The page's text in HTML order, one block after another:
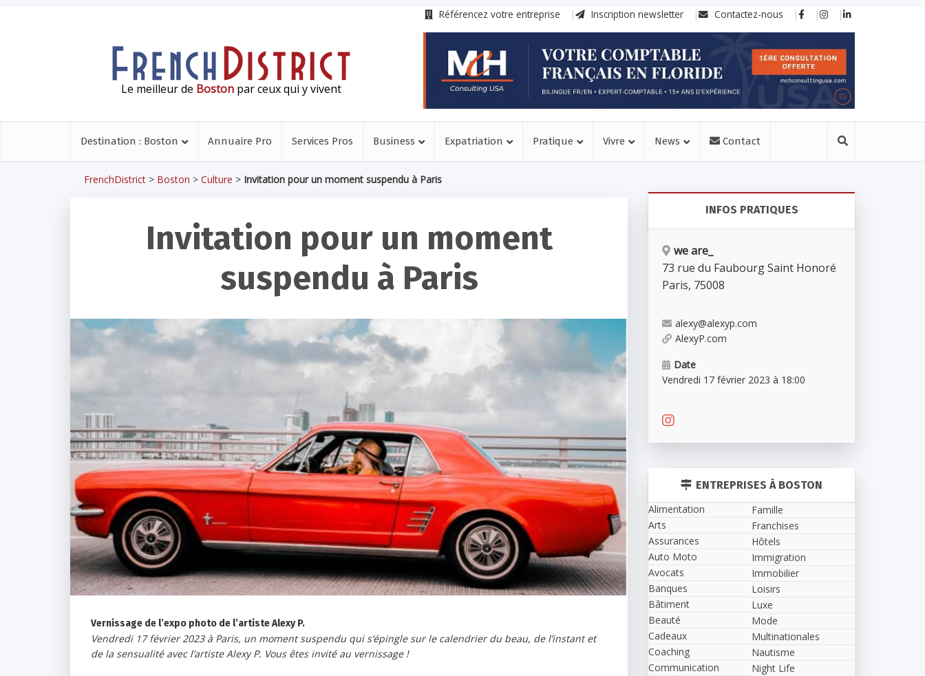
Référencez votre entreprise Inscription newsletter Contactez-nous
Le meilleur de Boston par ceux qui y vivent
Destination : Boston Annuaire Pro Services Pros Business Expatriation Pratique Vivre News Contact
FrenchDistrict > Boston > Culture > Invitation pour un moment suspendu à Paris
Invitation pour un moment
suspendu à Paris
Vernissage de l’expo photo de l’artiste Alexy P.
Vendredi 17 février 2023 à Paris, un moment suspendu qui s’épingle sur le calendrier du beau, de l’instant et
de la sensualité avec l’artiste Alexy P. Vous êtes invité au vernissage !
INFOS PRATIQUES
we are_
73 rue du Faubourg Saint Honoré
Paris, 75008
alexy@alexyp.com
AlexyP.com
Date
Vendredi 17 février 2023 à 18:00
ENTREPRISES À BOSTON
Alimentation
Arts
Assurances
Auto Moto
Avocats
Banques
Bâtiment
Beauté
Cadeaux
Coaching
Communication
Famille
Franchises
Hôtels
Immigration
Immobilier
Loisirs
Luxe
Mode
Multinationales
Nautisme
Night Life